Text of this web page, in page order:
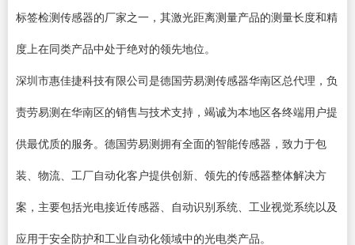
标签检测传感器的厂家之一，其激光距离测量产品的测量长度和精
度上在同类产品中处于绝对的领先地位。
深圳市惠佳捷科技有限公司是德国劳易测传感器华南区总代理，负
责劳易测在华南区的销售与技术支持，竭诚为本地区各终端用户提
供最优质的服务。德国劳易测拥有全面的智能传感器，致力于包
装、物流、工厂自动化客户提供创新、领先的传感器整体解决方
案，主要包括光电接近传感器、自动识别系统、工业视觉系统以及
应用于安全防护和工业自动化领域中的光电类产品。